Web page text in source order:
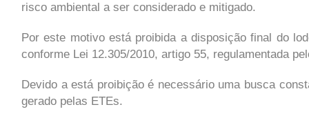
risco ambiental a ser considerado e mitigado.
Por este motivo está proibida a disposição final do
conforme Lei 12.305/2010, artigo 55, regulamentada
Devido a está proibição é necessário uma busca
gerado pelas ETEs.